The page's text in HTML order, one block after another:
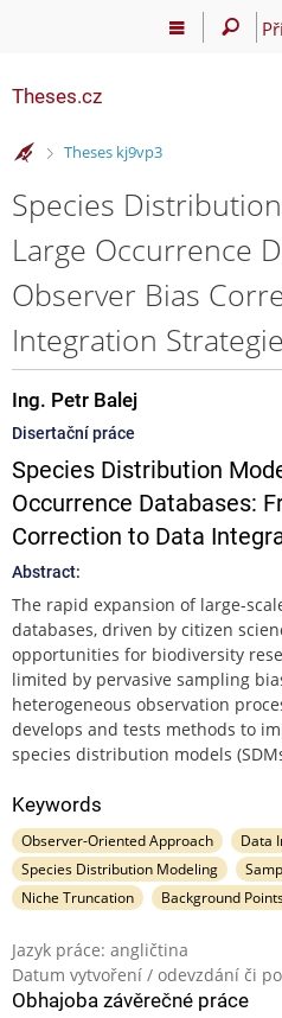
Theses.cz
>
Theses kj9vp3
Species
Large Occurrence
Observer Bias
Integration
Ing. Petr Balej
Disertační práce
Species Distribution
Occurrence Databases:
Correction to Data
Abstract:
The rapid expansion of large-
databases, driven by citizen
opportunities for biodiversity
limited by pervasive sampling
heterogeneous observation
develops and tests methods to
species distribution models
Keywords
Observer-Oriented Approach
Data
Species Distribution Modeling
Niche Truncation
Background
Jazyk práce: angličtina
Datum vytvoření / odevzdání či
Obhajoba závěrečné práce